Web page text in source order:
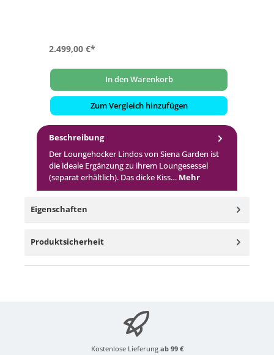
2.499,00 €*
In den Warenkorb
Zum Vergleich hinzufügen
Beschreibung
Der Loungehocker Lindos von Siena Garden ist
die ideale Ergänzung zu ihrem Loungesessel
(separat erhältlich). Das dicke Kiss… Mehr
Eigenschaften
Produktsicherheit
Kostenlose Lieferung ab 99 €